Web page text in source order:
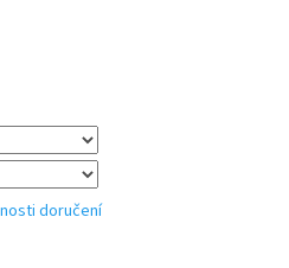
doručení